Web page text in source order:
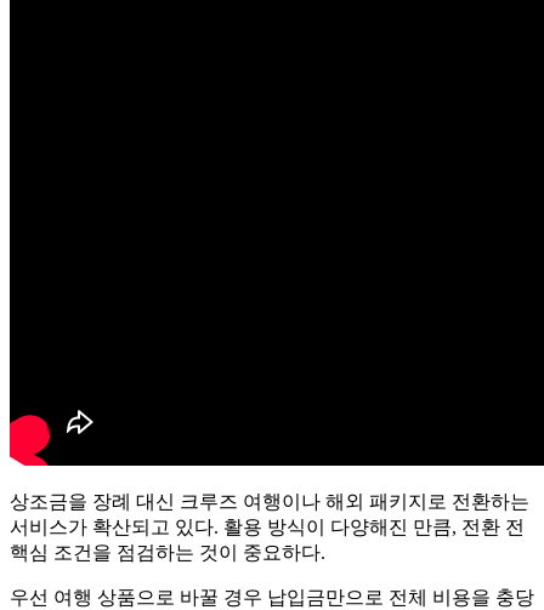
상조금을 장례 대신 크루즈 여행이나 해외 패키지로 전환하는
서비스가 확산되고 있다. 활용 방식이 다양해진 만큼, 전환 전
핵심 조건을 점검하는 것이 중요하다.
우선 여행 상품으로 바꿀 경우 납입금만으로 전체 비용을 충당